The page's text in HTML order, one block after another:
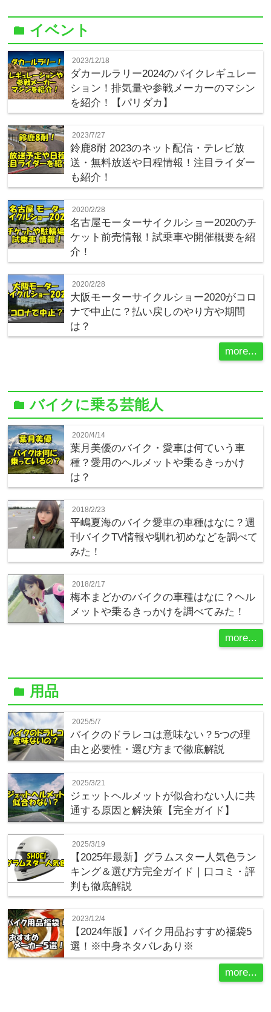
folder イベント
2023/12/18
ダカールラリー2024のバイクレギュレー
ション！排気量や参戦メーカーのマシン
を紹介！【パリダカ】
2023/7/27
鈴鹿8耐 2023のネット配信・テレビ放
送・無料放送や日程情報！注目ライダー
も紹介！
2020/2/28
名古屋モーターサイクルショー2020のチ
ケット前売情報！試乗車や開催概要を紹
介！
2020/2/28
大阪モーターサイクルショー2020がコロ
ナで中止に？払い戻しのやり方や期間
は？
more...
folderバイクに乗る芸能人
2020/4/14
葉月美優のバイク・愛車は何ていう車
種？愛用のヘルメットや乗るきっかけ
は？
2018/2/23
平嶋夏海のバイク愛車の車種はなに？週
刊バイクTV情報や馴れ初めなどを調べて
みた！
2018/2/17
梅本まどかのバイクの車種はなに？ヘル
メットや乗るきっかけを調べてみた！
more...
folder 用品
2025/5/7
バイクのドラレコは意味ない？5つの理
由と必要性・選び方まで徹底解説
2025/3/21
ジェットヘルメットが似合わない人に共
通する原因と解決策【完全ガイド】
2025/3/19
【2025年最新】グラムスター人気色ラン
キング＆選び方完全ガイド｜口コミ・評
判も徹底解説
2023/12/4
【2024年版】バイク用品おすすめ福袋5
選！※中身ネタバレあり※
more...